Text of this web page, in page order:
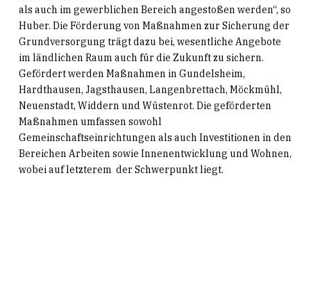
als auch im gewerblichen Bereich angestoßen werden“, so
Huber. Die Förderung von Maßnahmen zur Sicherung der
Grundversorgung trägt dazu bei, wesentliche Angebote
im ländlichen Raum auch für die Zukunft zu sichern.
Gefördert werden Maßnahmen in Gundelsheim,
Hardthausen, Jagsthausen, Langenbrettach, Möckmühl,
Neuenstadt, Widdern und Wüstenrot. Die geförderten
Maßnahmen umfassen sowohl
Gemeinschaftseinrichtungen als auch Investitionen in den
Bereichen Arbeiten sowie Innenentwicklung und Wohnen,
wobei auf letzterem der Schwerpunkt liegt.